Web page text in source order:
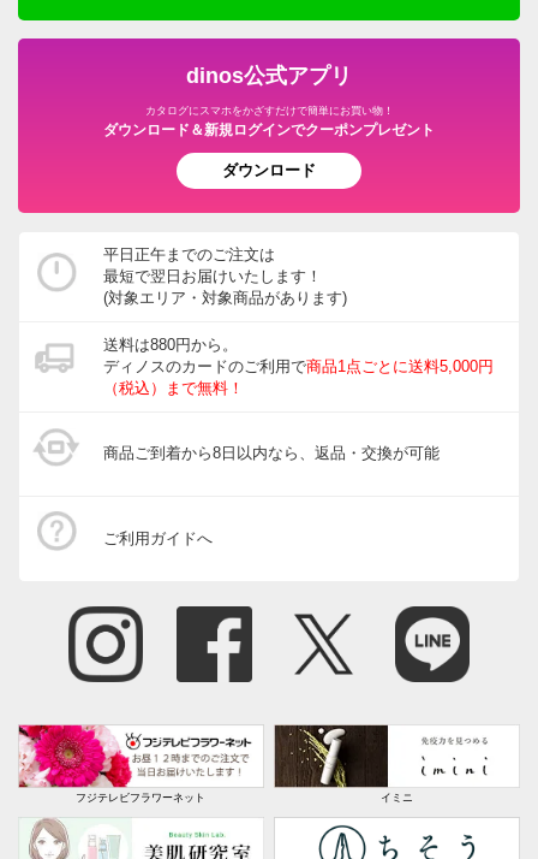
dinos公式アプリ
カタログにスマホをかざすだけで簡単にお買い物！
ダウンロード＆新規ログインでクーポンプレゼント
ダウンロード
平日正午までのご注文は
最短で翌日お届けいたします！
(対象エリア・対象商品があります)
送料は880円から。
ディノスのカードのご利用で商品1点ごとに送料5,000円
（税込）まで無料！
商品ご到着から8日以内なら、返品・交換が可能
ご利用ガイドへ
フジテレビフラワーネット イミニ